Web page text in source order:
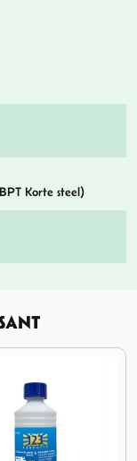
Korte steel)